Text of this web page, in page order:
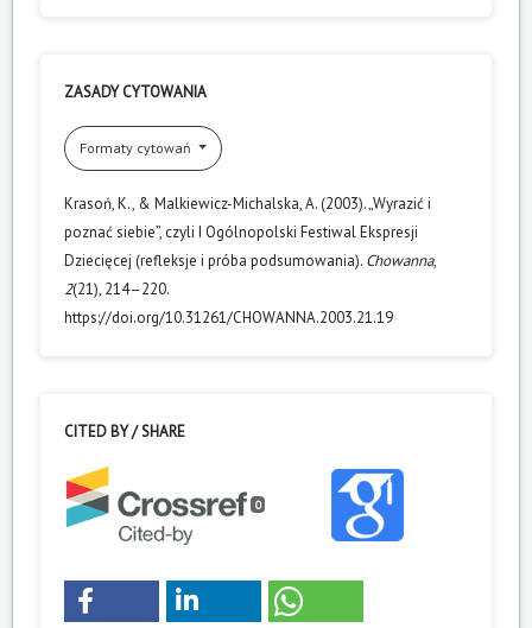
ZASADY CYTOWANIA
Formaty cytowań
Krasoń, K., & Malkiewicz-Michalska, A. (2003). „Wyrazić i
poznać siebie”, czyli I Ogólnopolski Festiwal Ekspresji
Dziecięcej (refleksje i próba podsumowania). Chowanna,
2(21), 214–220.
https://doi.org/10.31261/CHOWANNA.2003.21.19
CITED BY / SHARE
0